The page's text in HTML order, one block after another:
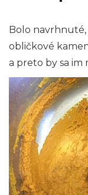
Bolo navrhnuté,
obličkové
a preto by sa im